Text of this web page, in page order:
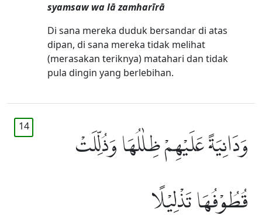
syamsaw wa lā zamharīrā
Di sana mereka duduk bersandar di atas
dipan, di sana mereka tidak melihat
(merasakan teriknya) matahari dan tidak
pula dingin yang berlebihan.
14
وَدَانِيَةً عَلَيْهِمْ ظِلٰلُهَا وَذُلِّلَتْ
قُطُوْفُهَا تَذْلِيْلًا